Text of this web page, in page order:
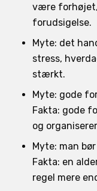
være forhøjet,
forudsigelse.
Myte: det
stress,
stærkt.
Myte: gode
Fakta: gode
og
Myte: man
Fakta: en
regel mere